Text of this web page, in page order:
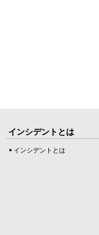
インシデントとは
インシデントとは